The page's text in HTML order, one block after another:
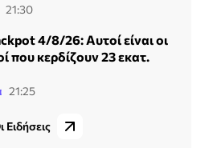
21:30
4/8/26: Αυτοί είναι οι
που κερδίζουν 23 εκατ.
21:25
Ειδήσεις